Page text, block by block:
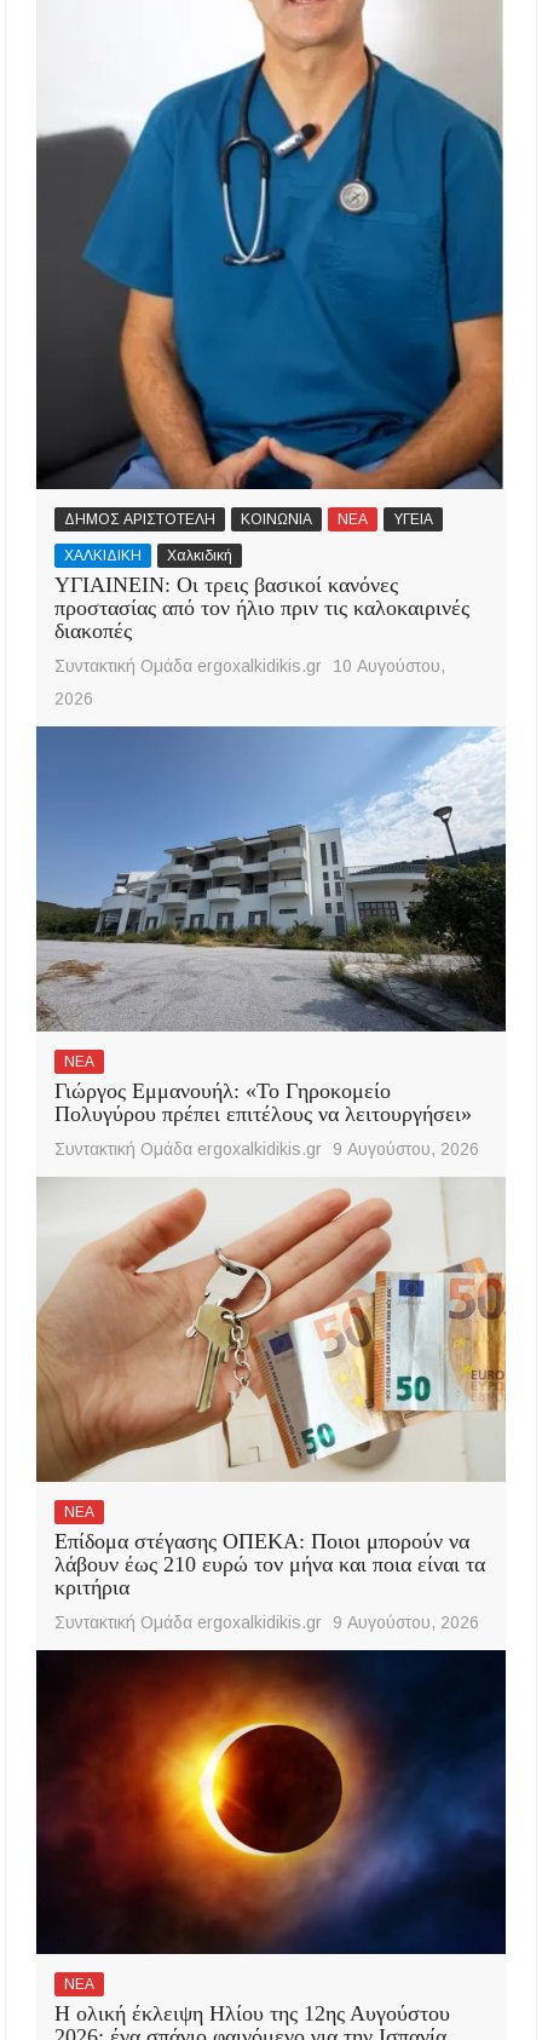
ΔΗΜΟΣ ΑΡΙΣΤΟΤΕΛΗ ΚΟΙΝΩΝΙΑ ΝΕΑ ΥΓΕΙΑ
ΧΑΛΚΙΔΙΚΗ Χαλκιδική
ΥΓΙΑΙΝΕΙΝ: Οι τρεις βασικοί κανόνες
προστασίας από τον ήλιο πριν τις καλοκαιρινές
διακοπές
Συντακτική Ομάδα ergoxalkidikis.gr
10 Αυγούστου,
2026
ΝΕΑ
Γιώργος Εμμανουήλ: «Το Γηροκομείο
Πολυγύρου πρέπει επιτέλους να λειτουργήσει»
Συντακτική Ομάδα ergoxalkidikis.gr 9 Αυγούστου, 2026
ΝΕΑ
Επίδομα στέγασης ΟΠΕΚΑ: Ποιοι μπορούν να
λάβουν έως 210 ευρώ τον μήνα και ποια είναι τα
κριτήρια
Συντακτική Ομάδα ergoxalkidikis.gr 9 Αυγούστου, 2026
ΝΕΑ
Η ολική έκλειψη Ηλίου της 12ης Αυγούστου